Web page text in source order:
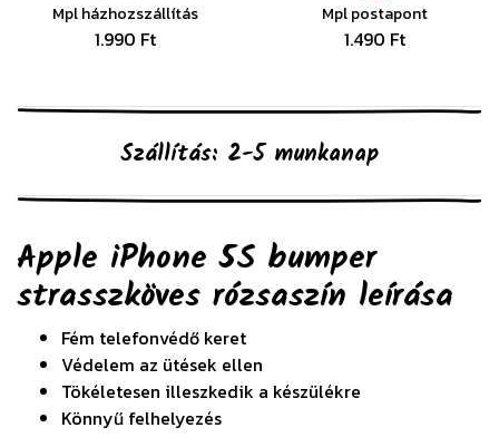
Mpl házhozszállítás
1.990 Ft
Mpl postapont
1.490 Ft
Szállítás: 2-5 munkanap
Apple iPhone 5S bumper
strasszköves rózsaszín leírása
Fém telefonvédő keret
Védelem az ütések ellen
Tökéletesen illeszkedik a készülékre
Könnyű felhelyezés